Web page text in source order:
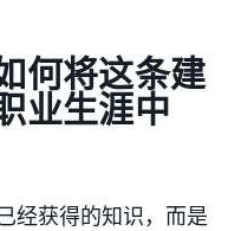
何将这条建
业生涯中
经获得的知识，而是